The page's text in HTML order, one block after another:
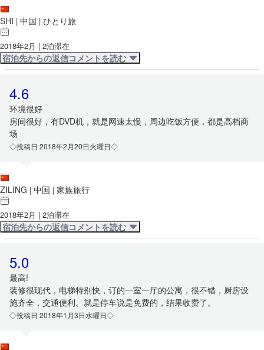
SHI | 中国 | ひとり旅
2018年2月 | 2泊滞在
宿泊先からの返信コメントを読む
4.6
环境很好
房间很好，有DVD机，就是网速太慢，周边吃饭方便，都是高档商
场
◇投稿日 2018年2月20日火曜日◇
ZILING | 中国 | 家族旅行
2018年2月 | 2泊滞在
宿泊先からの返信コメントを読む
5.0
最高!
装修很现代，电梯特别快，订的一室一厅的公寓，很不错，厨房设
施齐全，交通便利。就是停车说是免费的，结果收费了。
◇投稿日 2018年1月3日水曜日◇